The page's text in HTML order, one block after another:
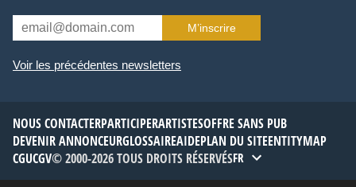
M’inscrire
Voir les précédentes newsletters
NOUS CONTACTERPARTICIPERARTISTESOFFRE SANS PUB
DEVENIR ANNONCEURGLOSSAIREAIDEPLAN DU SITEENTITYMAP
CGUCGV© 2000-2026 TOUS DROITS RÉSERVÉSFR